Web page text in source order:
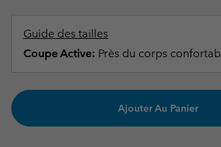
Guide des tailles
Coupe Active: Près du corps
Ajouter Au Panier